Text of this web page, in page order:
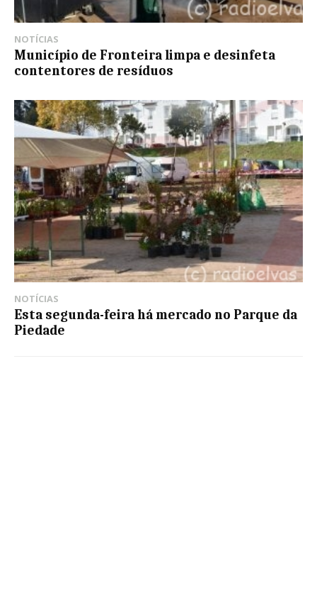
NOTÍCIAS
Município de Fronteira limpa e desinfeta
contentores de resíduos
NOTÍCIAS
Esta segunda-feira há mercado no Parque da
Piedade